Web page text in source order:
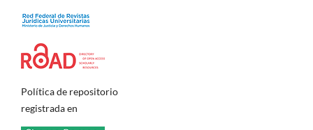
Política de repositorio
registrada en